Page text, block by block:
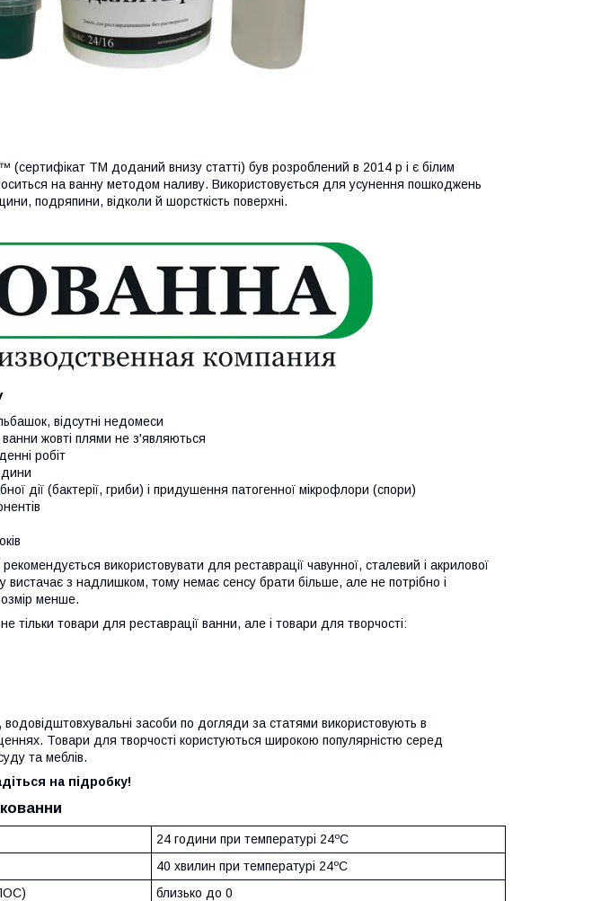
(сертифікат ТМ доданий внизу статті) був розроблений в 2014 р і є білим
на ванну методом наливу. Використовується для усунення пошкоджень
подряпини, відколи й шорсткість поверхні.
відсутні недомеси
ванни жовті плями не з'являються
робіт
дії (бактерії, гриби) і придушення патогенної мікрофлори (спори)
використовувати для реставрації чавунної, сталевий і акрилової
вистачає з надлишком, тому немає сенсу брати більше, але не потрібно і
менше.
товари для реставрації ванни, але і товари для творчості:
засоби по догляди за статями використовують в
Товари для творчості користуються широкою популярністю серед
та меблів.
на підробку!
24 години при температурі 24ºC
40 хвилин при температурі 24ºC
близько до 0